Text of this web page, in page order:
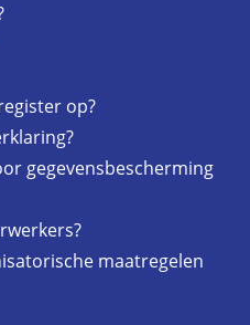
op?
gegevensbescherming
maatregelen